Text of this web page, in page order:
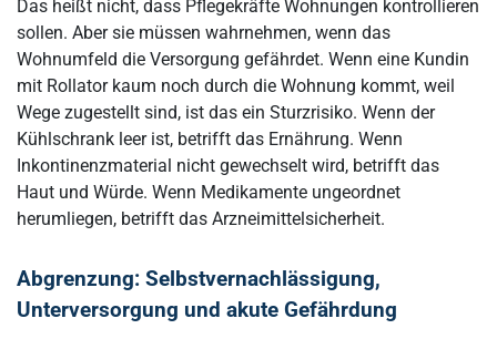
Das heißt nicht, dass Pflegekräfte Wohnungen kontrollieren
sollen. Aber sie müssen wahrnehmen, wenn das
Wohnumfeld die Versorgung gefährdet. Wenn eine Kundin
mit Rollator kaum noch durch die Wohnung kommt, weil
Wege zugestellt sind, ist das ein Sturzrisiko. Wenn der
Kühlschrank leer ist, betrifft das Ernährung. Wenn
Inkontinenzmaterial nicht gewechselt wird, betrifft das
Haut und Würde. Wenn Medikamente ungeordnet
herumliegen, betrifft das Arzneimittelsicherheit.
Abgrenzung: Selbstvernachlässigung,
Unterversorgung und akute Gefährdung